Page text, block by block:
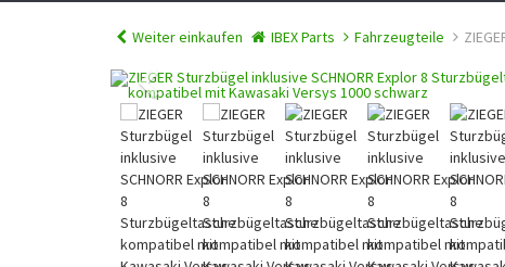
Weiter einkaufen IBEX Parts Fahrzeugteile